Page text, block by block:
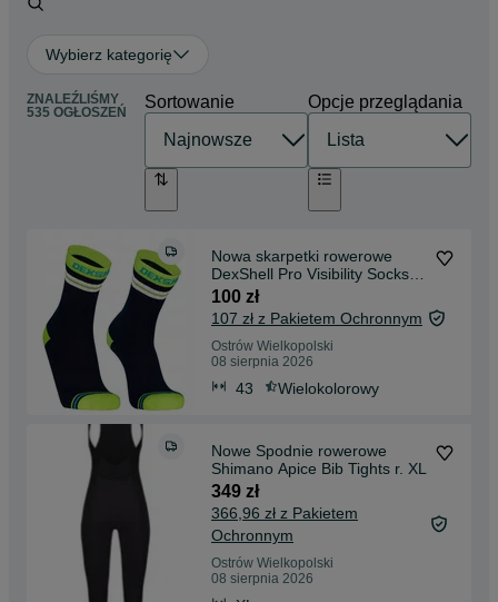
Wybierz kategorię
ZNALEŹLIŚMY
535 OGŁOSZEŃ
Sortowanie Opcje przeglądania
Nowa skarpetki rowerowe
DexShell Pro Visibility Socks r.
L 43-46
100 zł
107 zł z Pakietem Ochronnym
Ostrów Wielkopolski
08 sierpnia 2026
43 Wielokolorowy
Nowe Spodnie rowerowe
Shimano Apice Bib Tights r. XL
349 zł
366,96 zł z Pakietem
Ochronnym
Ostrów Wielkopolski
08 sierpnia 2026